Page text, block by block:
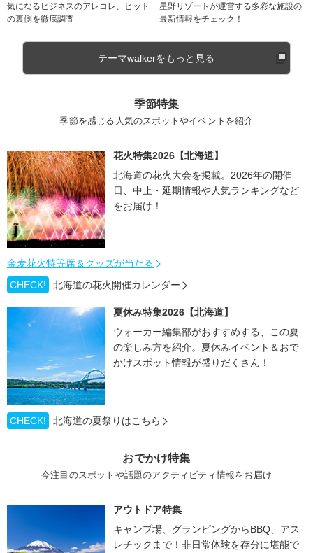
気になるビジネスのアレコレ、ヒット
の裏側を徹底調査
星野リゾートが運営する多彩な施設の
最新情報をチェック！
テーマwalkerをもっと見る
季節特集
季節を感じる人気のスポットやイベントを紹介
花火特集2026【北海道】
北海道の花火大会を掲載。2026年の開催
日、中止・延期情報や人気ランキングなど
をお届け！
金麦花火特等席＆グッズが当たる
CHECK!
北海道の花火開催カレンダー
夏休み特集2026【北海道】
ウォーカー編集部がおすすめする、この夏
の楽しみ方を紹介。夏休みイベント＆おで
かけスポット情報が盛りだくさん！
CHECK! 北海道の夏祭りはこちら
おでかけ特集
今注目のスポットや話題のアクティビティ情報をお届け
アウトドア特集
キャンプ場、グランピングからBBQ、アス
レチックまで！非日常体験を存分に堪能で